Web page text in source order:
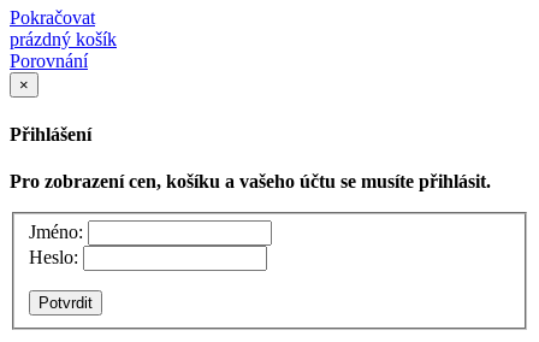
Pokračovat
prázdný košík
Porovnání
×
Přihlášení
Pro zobrazení cen, košíku a vašeho účtu se musíte přihlásit.
Jméno:
Heslo: